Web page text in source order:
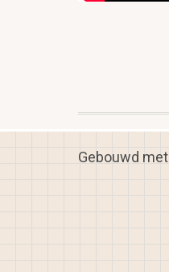
Gebouwd met